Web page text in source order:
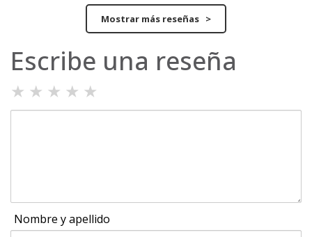
Mostrar más reseñas >
Escribe una reseña
★ ★ ★ ★ ★
Nombre y apellido